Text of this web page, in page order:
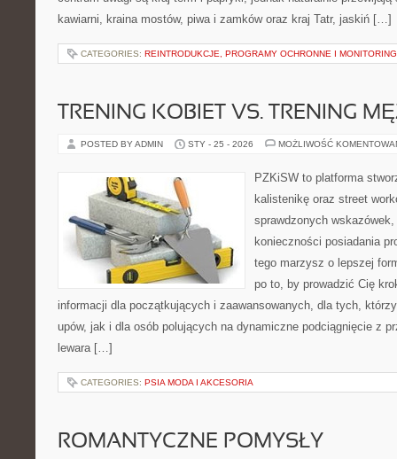
kawiarni, kraina mostów, piwa i zamków oraz kraj Tatr, jaskiń […]
CATEGORIES: REINTRODUKCJE, PROGRAMY OCHRONNE I
TRENING KOBIET VS. TRENING
POSTED BY ADMIN STY - 25 - 2026 MOŻLIWOŚĆ
PZKiSW to platforma
kalistenikę oraz street
sprawdzonych
konieczności posiadania
tego marzysz o lepszej
po to, by prowadzić Cię
informacji dla początkujących i zaawansowanych, dla tych,
upów, jak i dla osób polujących na dynamiczne podciągnięcie z
lewara […]
CATEGORIES: PSIA MODA I AKCESORIA
ROMANTYCZNE POMYSŁY